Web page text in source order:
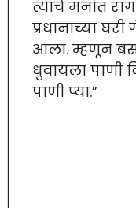
त्याचे मनांत
प्रधानाच्या
आला. म्हणून
धुवायला पाणी
पाणी प्या.”